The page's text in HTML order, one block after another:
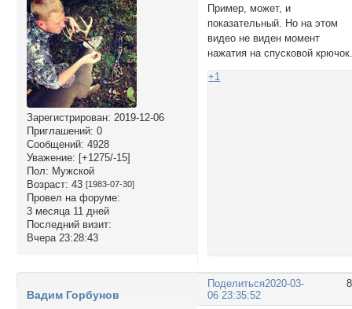
Зарегистрирован: 2019-12-06
Приглашений: 0
Сообщений: 4928
Уважение: [+1275/-15]
Пол: Мужской
Возраст: 43 [1983-07-30]
Провел на форуме:
3 месяца 11 дней
Последний визит:
Вчера 23:28:43
Пример, может, и
показательный. Но на этом
видео не виден момент
нажатия на спусковой
+1
Поделиться2020-03-
06 23:35:52
Вадим Горбунов